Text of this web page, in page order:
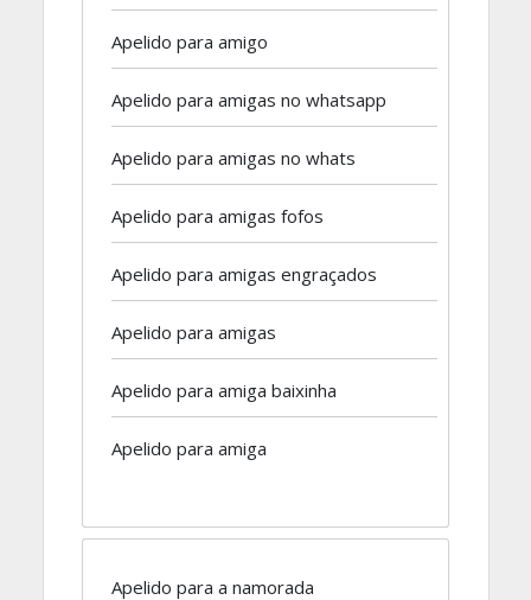
Apelido para amigo
Apelido para amigas no whatsapp
Apelido para amigas no whats
Apelido para amigas fofos
Apelido para amigas engraçados
Apelido para amigas
Apelido para amiga baixinha
Apelido para amiga
Apelido para a namorada